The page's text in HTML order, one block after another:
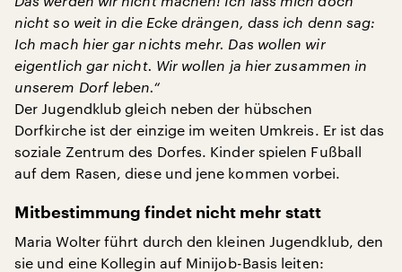
nicht so weit in die Ecke drängen, dass ich denn sag:
Ich mach hier gar nichts mehr. Das wollen wir
eigentlich gar nicht. Wir wollen ja hier zusammen in
unserem Dorf leben.“
Der Jugendklub gleich neben der hübschen
Dorfkirche ist der einzige im weiten Umkreis. Er ist das
soziale Zentrum des Dorfes. Kinder spielen Fußball
auf dem Rasen, diese und jene kommen vorbei.
Mitbestimmung findet nicht mehr statt
Maria Wolter führt durch den kleinen Jugendklub, den
sie und eine Kollegin auf Minijob-Basis leiten: